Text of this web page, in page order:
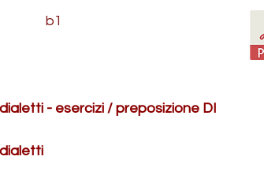
b1
- esercizi / preposizione DI